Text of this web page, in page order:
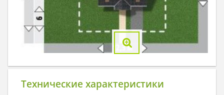
Технические характеристики